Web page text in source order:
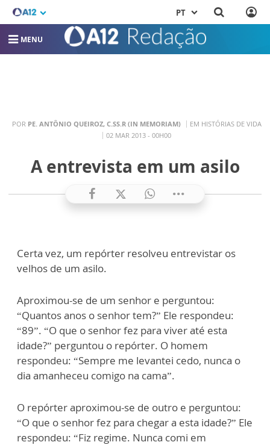
PT
MENU
POR PE. ANTÔNIO QUEIROZ, C.SS.R (IN MEMORIAM)
EM HISTÓRIAS DE VIDA
02 MAR 2013 - 00H00
A entrevista em um asilo
Certa vez, um repórter resolveu entrevistar os
velhos de um asilo.
Aproximou-se de um senhor e perguntou:
“Quantos anos o senhor tem?” Ele respondeu:
“89”. “O que o senhor fez para viver até esta
idade?” perguntou o repórter. O homem
respondeu: “Sempre me levantei cedo, nunca o
dia amanheceu comigo na cama”.
O repórter aproximou-se de outro e perguntou:
“O que o senhor fez para chegar a esta idade?” Ele
respondeu: “Fiz regime. Nunca comi em